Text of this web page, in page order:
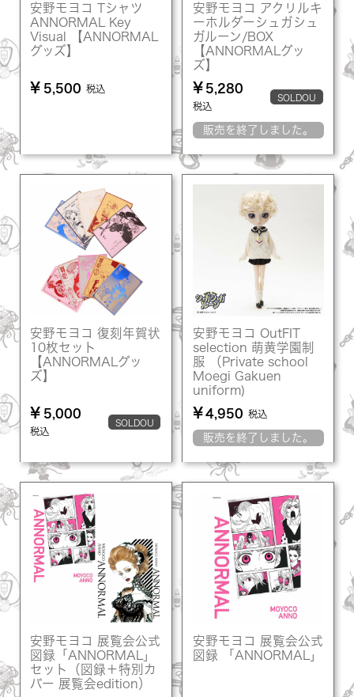
安野モヨコ Tシャツ
ANNORMAL Key
Visual 【ANNORMAL
グッズ】
¥ 5,500 税込
安野モヨコ アクリルキ
ーホルダーシュガシュ
ガルーン/BOX
【ANNORMALグッ
ズ】
¥ 5,280
税込
SOLDOU
販売を終了しました。
安野モヨコ 復刻年賀状
10枚セット
【ANNORMALグッ
ズ】
¥ 5,000
税込
SOLDOU
安野モヨコ OutFIT
selection 萌黄学園制
服 （Private school
Moegi Gakuen
uniform)
¥ 4,950 税込
販売を終了しました。
安野モヨコ 展覧会公式
図録「ANNORMAL」
セット（図録＋特別カ
バー 展覧会edition）
安野モヨコ 展覧会公式
図録 「ANNORMAL」